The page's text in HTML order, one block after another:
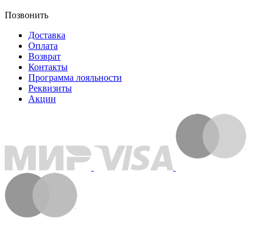
Позвонить
Доставка
Оплата
Возврат
Контакты
Программа лояльности
Реквизиты
Акции